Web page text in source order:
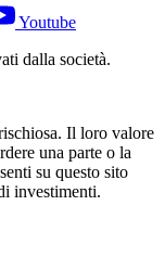
Youtube
dalla società.
Il loro valore
una parte o la
su questo sito
investimenti.